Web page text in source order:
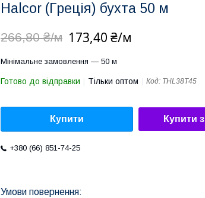
Halcor (Греція) бухта 50 м
266,80 ₴/м 173,40 ₴/м
Мінімальне замовлення — 50 м
Готово до відправки Тільки оптом Код: THL38T45
Купити Купити з
+380 (66) 851-74-25